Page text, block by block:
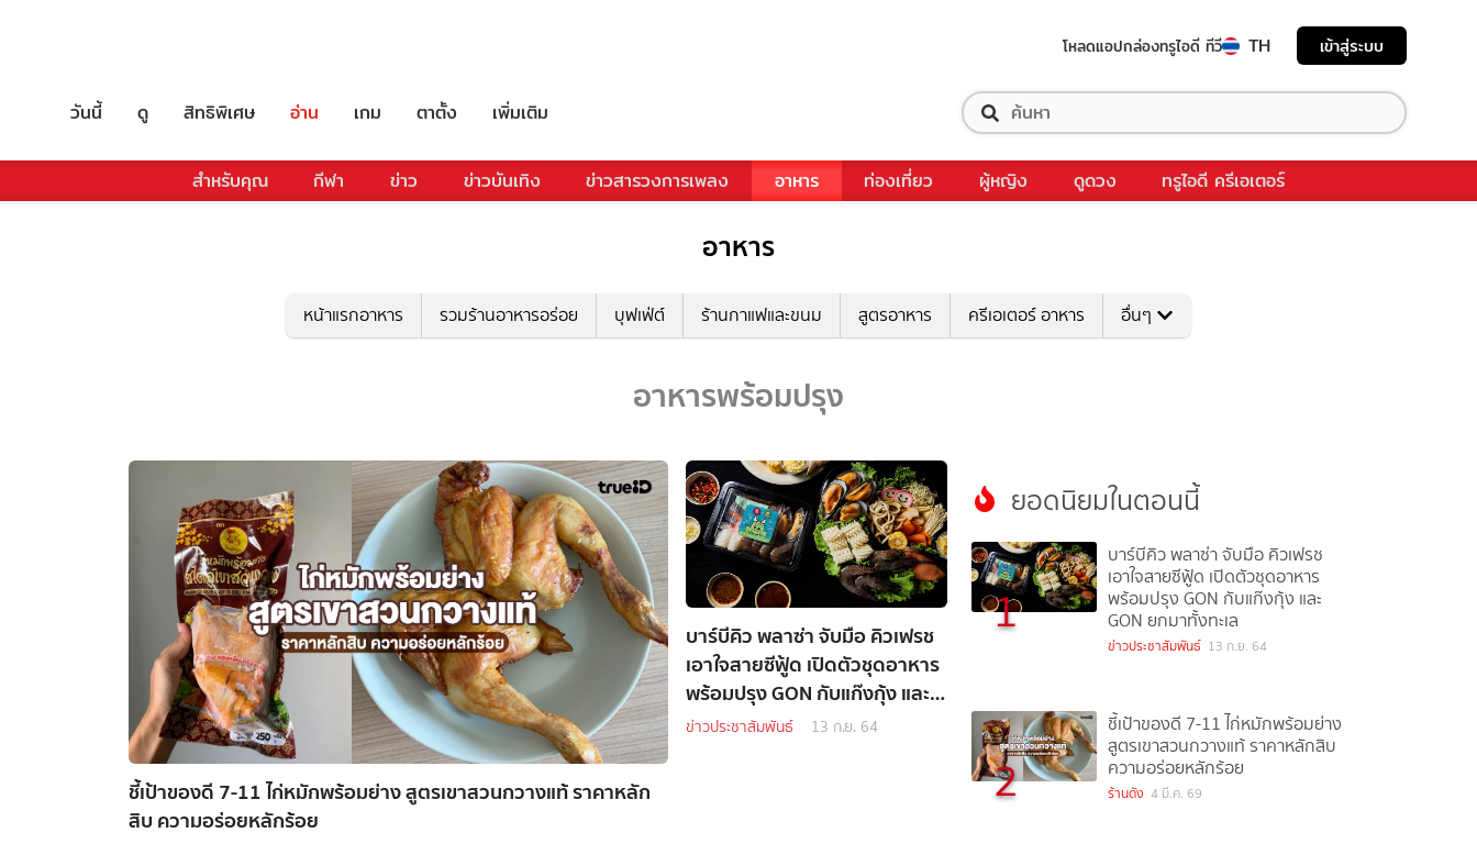
โหลดแอปกล่องทรูไอดี ทีวี TH เข้าสู่ระบบ
วันนี้ ดู สิทธิพิเศษ อ่าน เกม ตาตั้ง เพิ่มเติม
สำหรับคุณ กีฬา ข่าว ข่าวบันเทิง ข่าวสารวงการเพลง อาหาร ท่องเที่ยว ผู้หญิง ดูดวง ทรูไอดี ครีเอเตอร์
อาหาร
หน้าแรกอาหาร รวมร้านอาหารอร่อย บุฟเฟ่ต์ ร้านกาแฟและขนม สูตรอาหาร ครีเอเตอร์ อาหาร อื่นๆ
อาหารพร้อมปรุง
ชี้เป้าของดี 7-11 ไก่หมักพร้อมย่าง สูตรเขาสวนกวางแท้ ราคาหลัก
สิบ ความอร่อยหลักร้อย
บาร์บีคิว พลาซ่า จับมือ คิวเฟรช
เอาใจสายซีฟู้ด เปิดตัวชุดอาหาร
พร้อมปรุง GON กับแก๊งกุ้ง และ
GON ยกมาทั้งทะเล
ข่าวประชาสัมพันธ์ 13 ก.ย. 64
ยอดนิยมในตอนนี้
1
บาร์บีคิว พลาซ่า จับมือ คิวเฟรช
เอาใจสายซีฟู้ด เปิดตัวชุดอาหาร
พร้อมปรุง GON กับแก๊งกุ้ง และ
GON ยกมาทั้งทะเล
ข่าวประชาสัมพันธ์ 13 ก.ย. 64
2
ชี้เป้าของดี 7-11 ไก่หมักพร้อมย่าง
สูตรเขาสวนกวางแท้ ราคาหลักสิบ
ความอร่อยหลักร้อย
ร้านดัง 4 มี.ค. 69